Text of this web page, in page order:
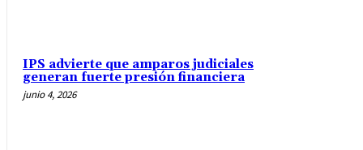
IPS advierte que amparos judiciales
generan fuerte presión financiera
junio 4, 2026